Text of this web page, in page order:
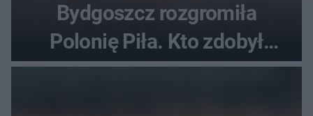
Bydgoszcz rozgromiła
Polonię Piła. Kto zdobył
najwięcej punktów?